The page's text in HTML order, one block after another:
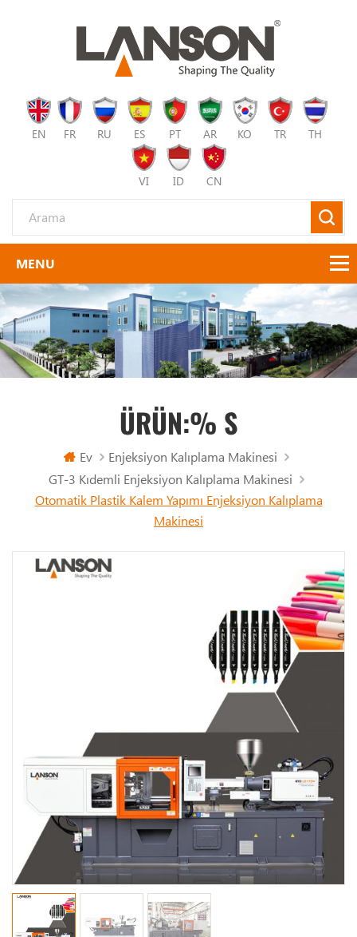
EN FR RU ES PT AR KO TR TH
VI ID CN
ÜRÜN:% S
Ev
Enjeksiyon Kalıplama Makinesi
GT-3 Kıdemli Enjeksiyon Kalıplama Makinesi
Otomatik Plastik Kalem Yapımı Enjeksiyon Kalıplama
Makinesi